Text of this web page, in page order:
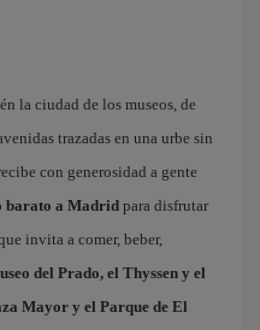
la ciudad de los museos, de
trazadas en una urbe sin
con generosidad a gente
barato a Madrid para disfrutar
invita a comer, beber,
del Prado, el Thyssen y el
Mayor y el Parque de El